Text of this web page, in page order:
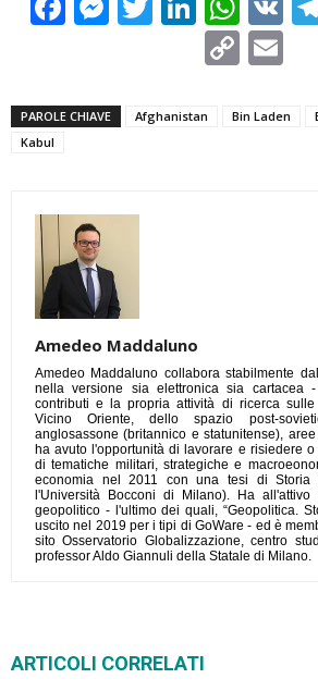
Copy
PAROLE CHIAVE Afghanistan Bin Laden
Kabul
Amedeo Maddaluno
Amedeo Maddaluno collabora stabilmente
nella versione sia elettronica sia cartacea
contributi e la propria attività di ricerca sulle
Vicino Oriente, dello spazio post-
anglosassone (britannico e statunitense),
ha avuto l'opportunità di lavorare e risiedere
di tematiche militari, strategiche e
economia nel 2011 con una tesi di Storia
l'Università Bocconi di Milano). Ha
geopolitico - l'ultimo dei quali, “Geopolitica.
uscito nel 2019 per i tipi di GoWare - ed è
sito Osservatorio Globalizzazione, centro
professor Aldo Giannuli della Statale di Milano.
ARTICOLI CORRELATI